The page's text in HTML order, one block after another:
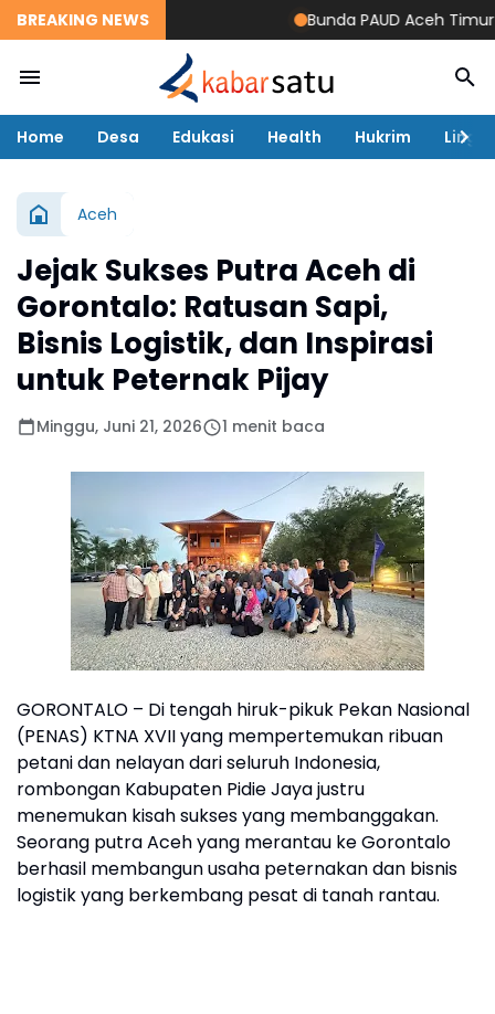
BREAKING NEWS Bunda PAUD Aceh Timur
Home Desa Edukasi Health Hukrim
Aceh
Jejak Sukses Putra Aceh di
Gorontalo: Ratusan Sapi,
Bisnis Logistik, dan Inspirasi
untuk Peternak Pijay
Minggu, Juni 21, 2026 1 menit baca
GORONTALO – Di tengah hiruk-pikuk Pekan Nasional
(PENAS) KTNA XVII yang mempertemukan ribuan
petani dan nelayan dari seluruh Indonesia,
rombongan Kabupaten Pidie Jaya justru
menemukan kisah sukses yang membanggakan.
Seorang putra Aceh yang merantau ke Gorontalo
berhasil membangun usaha peternakan dan bisnis
logistik yang berkembang pesat di tanah rantau.